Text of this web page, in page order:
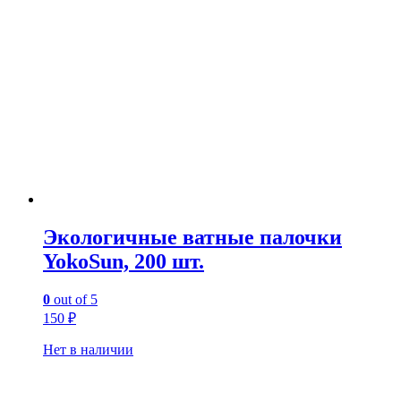
Экологичные ватные палочки
YokoSun, 200 шт.
0 out of 5
150 ₽
Нет в наличии